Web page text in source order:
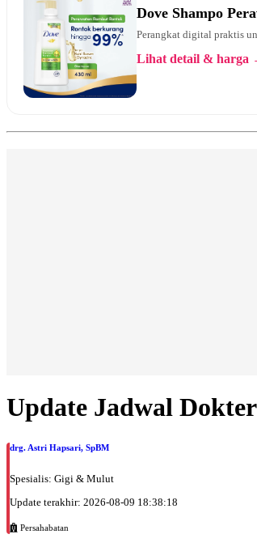
Dove Shampo
Perangkat digital praktis
Lihat detail & harga
Update Jadwal
drg. Astri Hapsari, SpBM
Spesialis: Gigi & Mulut
Update terakhir: 2026-08-09 18:38:18
Persahabatan